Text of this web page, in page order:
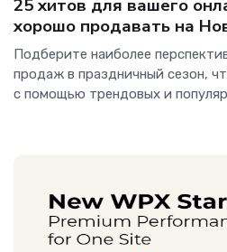
25 хитов для вашего
хорошо продавать на
Подберите наиболее
продаж в праздничный сезон,
с помощью трендовых и